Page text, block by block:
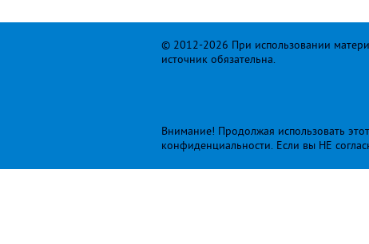
© 2012-2026 При использовании
источник обязательна.
Внимание! Продолжая использовать
конфиденциальности. Если вы НЕ